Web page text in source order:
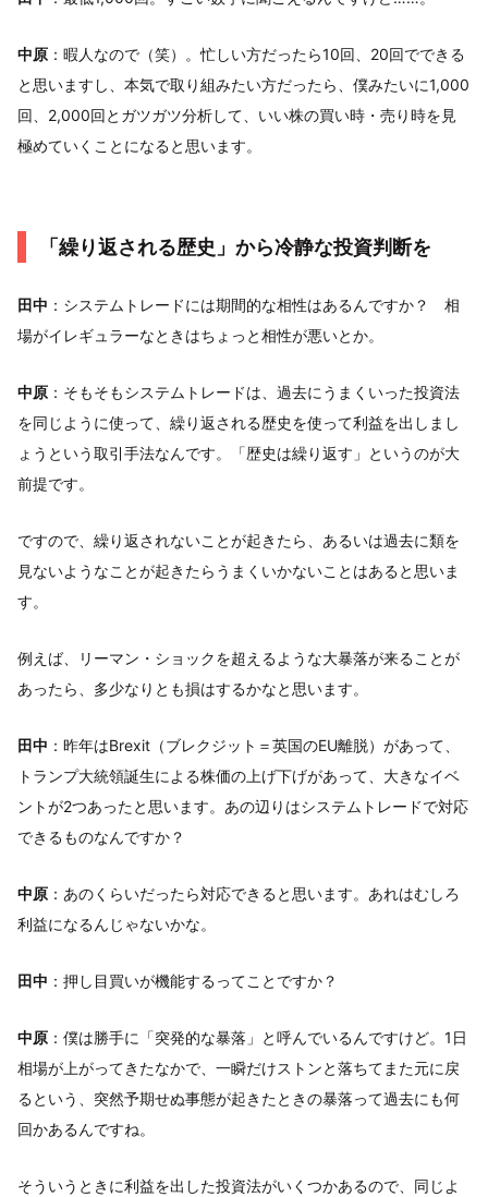
中原 ：暇人なので（笑）。忙しい方だったら10回、20回でできる
と思いますし、本気で取り組みたい方だったら、僕みたいに1,000
回、2,000回とガツガツ分析して、いい株の買い時・売り時を見
極めていくことになると思います。
「繰り返される歴史」から冷静な投資判断を
田中 ：システムトレードには期間的な相性はあるんですか？ 相
場がイレギュラーなときはちょっと相性が悪いとか。
中原 ：そもそもシステムトレードは、過去にうまくいった投資法
を同じように使って、繰り返される歴史を使って利益を出しまし
ょうという取引手法なんです。「歴史は繰り返す」というのが大
前提です。
ですので、繰り返されないことが起きたら、あるいは過去に類を
見ないようなことが起きたらうまくいかないことはあると思いま
す。
例えば、リーマン・ショックを超えるような大暴落が来ることが
あったら、多少なりとも損はするかなと思います。
田中 ：昨年はBrexit（ブレクジット＝英国のEU離脱）があって、
トランプ大統領誕生による株価の上げ下げがあって、大きなイベ
ントが2つあったと思います。あの辺りはシステムトレードで対応
できるものなんですか？
中原 ：あのくらいだったら対応できると思います。あれはむしろ
利益になるんじゃないかな。
田中 ：押し目買いが機能するってことですか？
中原 ：僕は勝手に「突発的な暴落」と呼んでいるんですけど。1日
相場が上がってきたなかで、一瞬だけストンと落ちてまた元に戻
るという、突然予期せぬ事態が起きたときの暴落って過去にも何
回かあるんですね。
そういうときに利益を出した投資法がいくつかあるので、同じよ